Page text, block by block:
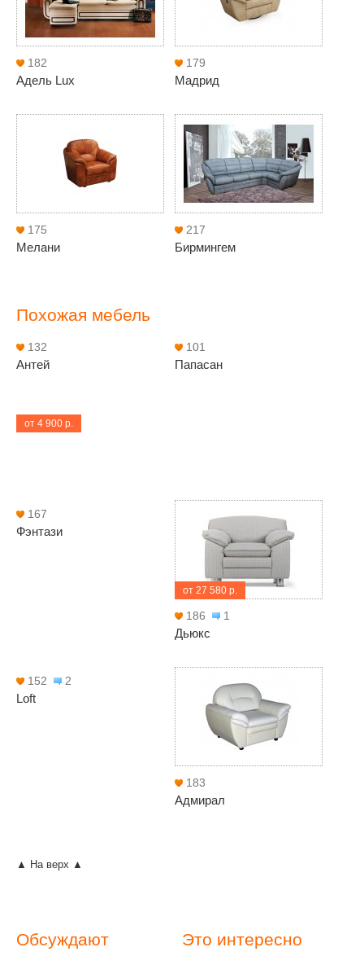
182
Адель Lux
179
Мадрид
175
Мелани
217
Бирмингем
Похожая мебель
от 4 900 р.
132
Антей
101
Папасан
167
Фэнтази
от 27 580 р.
186 1
Дьюкс
152 2
Loft
183
Адмирал
▲ На верх ▲
Обсуждают Это интересно